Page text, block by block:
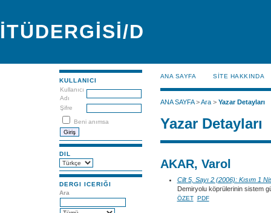
İTÜDERGİSİ/D
KULLANICI
Kullanıcı
Adı
Şifre
Beni anımsa
DIL
DERGI ICERIĞI
Ara
ANA SAYFA SİTE HAKKINDA
ANA SAYFA>Ara> Yazar Detayları
Yazar Detayları
AKAR, Varol
Cilt 5, Sayı 2 (2006): Kısım 1
Demiryolu köprülerinin sistem
ÖZET PDF